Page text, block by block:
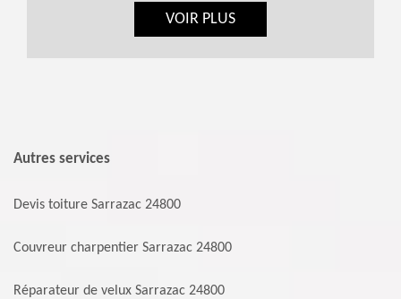
VOIR PLUS
Autres services
Devis toiture Sarrazac 24800
Couvreur charpentier Sarrazac 24800
Réparateur de velux Sarrazac 24800